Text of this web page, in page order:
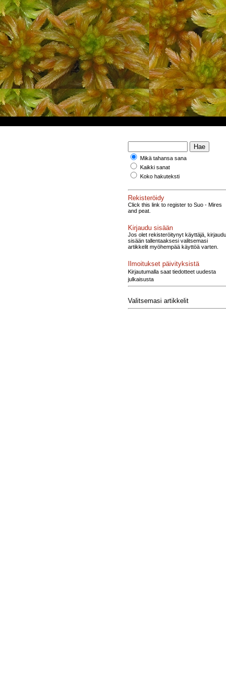
Mikä tahansa sana
Kaikki sanat
Koko hakuteksti
Rekisteröidy
Click this link to register to Suo - Mires
and peat.
Kirjaudu sisään
Jos olet rekisteröitynyt käyttäjä, kirjaudu
sisään tallentaaksesi valitsemasi
artikkelit myöhempää käyttöä varten.
Ilmoitukset päivityksistä
Kirjautumalla saat tiedotteet uudesta
julkaisusta
Valitsemasi artikkelit